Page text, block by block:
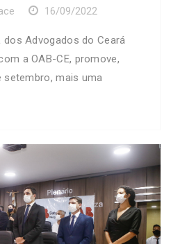
16/09/2022
Advogados do Ceará
a OAB-CE, promove,
setembro, mais uma
não necessita de